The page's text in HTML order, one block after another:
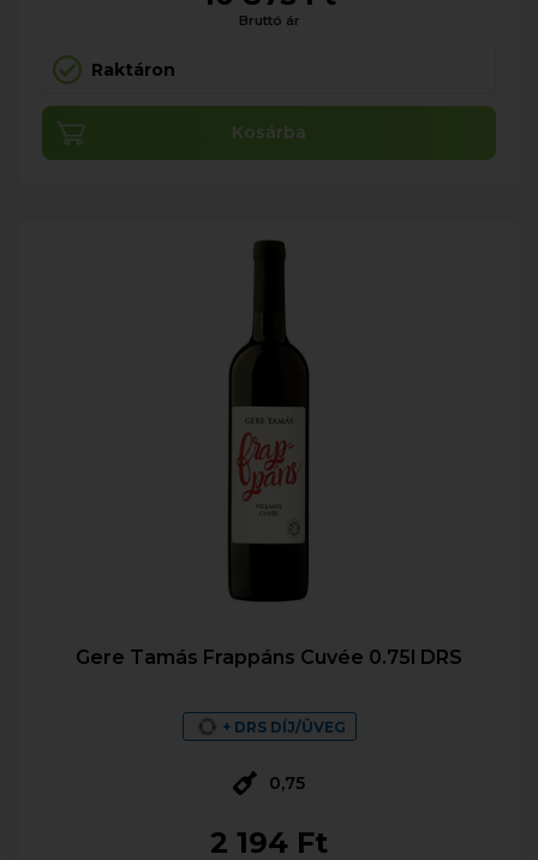
Bruttó ár
Raktáron
Kosárba
Gere Tamás Frappáns Cuvée 0.75l DRS
+ DRS DÍJ/ÜVEG
0,75
2 194 Ft